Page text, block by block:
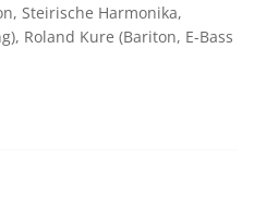
Steirische Harmonika,
Roland Kure (Bariton, E-Bass